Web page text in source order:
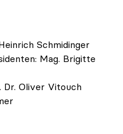
Schmidinger
Mag. Brigitte
Oliver Vitouch